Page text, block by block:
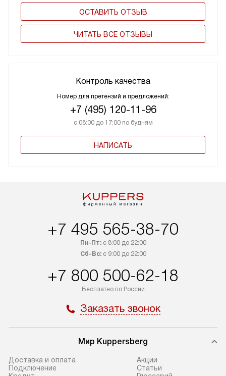
ОСТАВИТЬ ОТЗЫВ
ЧИТАТЬ ВСЕ ОТЗЫВЫ
Контроль качества
Номер для претензий и предложений:
+7 (495) 120-11-96
с 08:00 до 17:00 по будням
НАПИСАТЬ
+7 495 565-38-70
Пн-Пт:с 8:00 до 22:00
Сб-Вс:с 9:00 до 22:00
+7 800 500-62-18
Бесплатно по России
Заказать звонок
Мир Kuppersberg
Доставка и оплата
Подключение
Акции
Cтатьи